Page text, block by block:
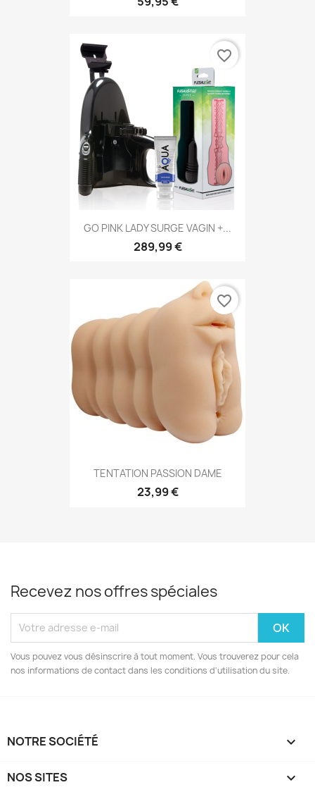
GO PINK LADY SURGE VAGIN +...
289,99 €
favorite_border
TENTATION PASSION DAME
23,99 €
favorite_border
Recevez nos offres spéciales
Vous pouvez vous désinscrire à tout moment. Vous trouverez pour cela
nos informations de contact dans les conditions d'utilisation du site.
NOTRE SOCIÉTÉ 
NOS SITES 